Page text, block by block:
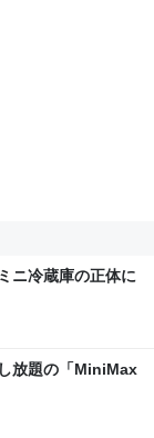
ニ冷蔵庫の正体に
放題の「MiniMax